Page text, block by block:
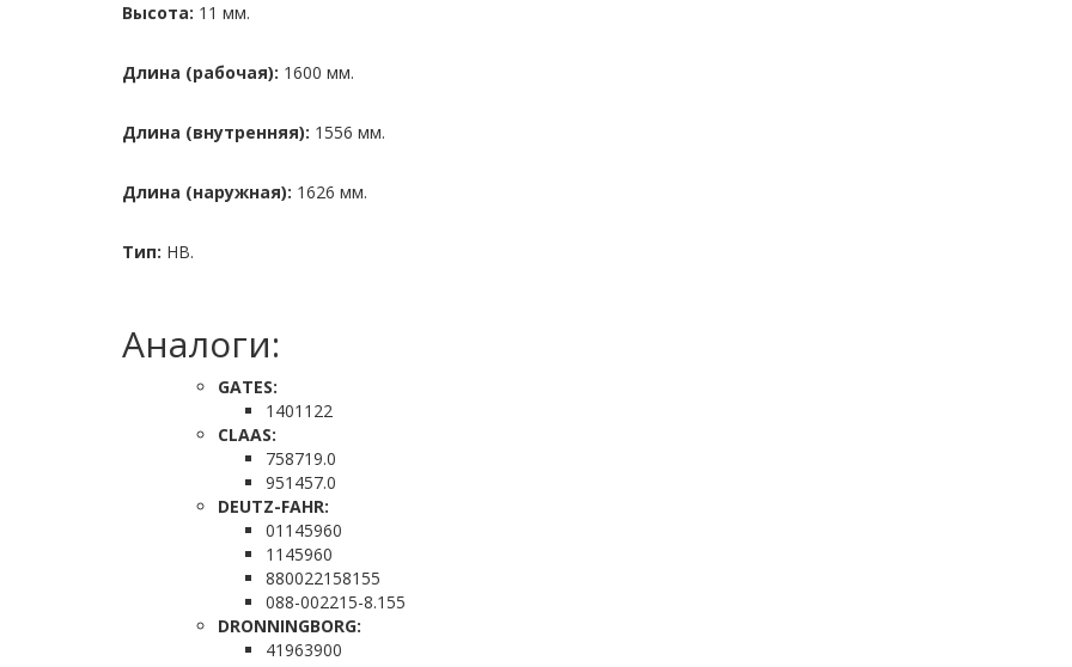
Высота: 11 мм.
Длина (рабочая): 1600 мм.
Длина (внутренняя): 1556 мм.
Длина (наружная): 1626 мм.
Тип: HB.
Аналоги:
GATES:
1401122
CLAAS:
758719.0
951457.0
DEUTZ-FAHR:
01145960
1145960
880022158155
088-002215-8.155
DRONNINGBORG:
41963900